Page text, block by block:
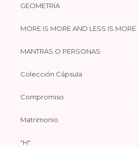
GEOMETRÍA
MORE IS MORE AND LESS IS MORE
MANTRAS O PERSONAS
Colección Cápsula
Compromiso
Matrimonio
"H"